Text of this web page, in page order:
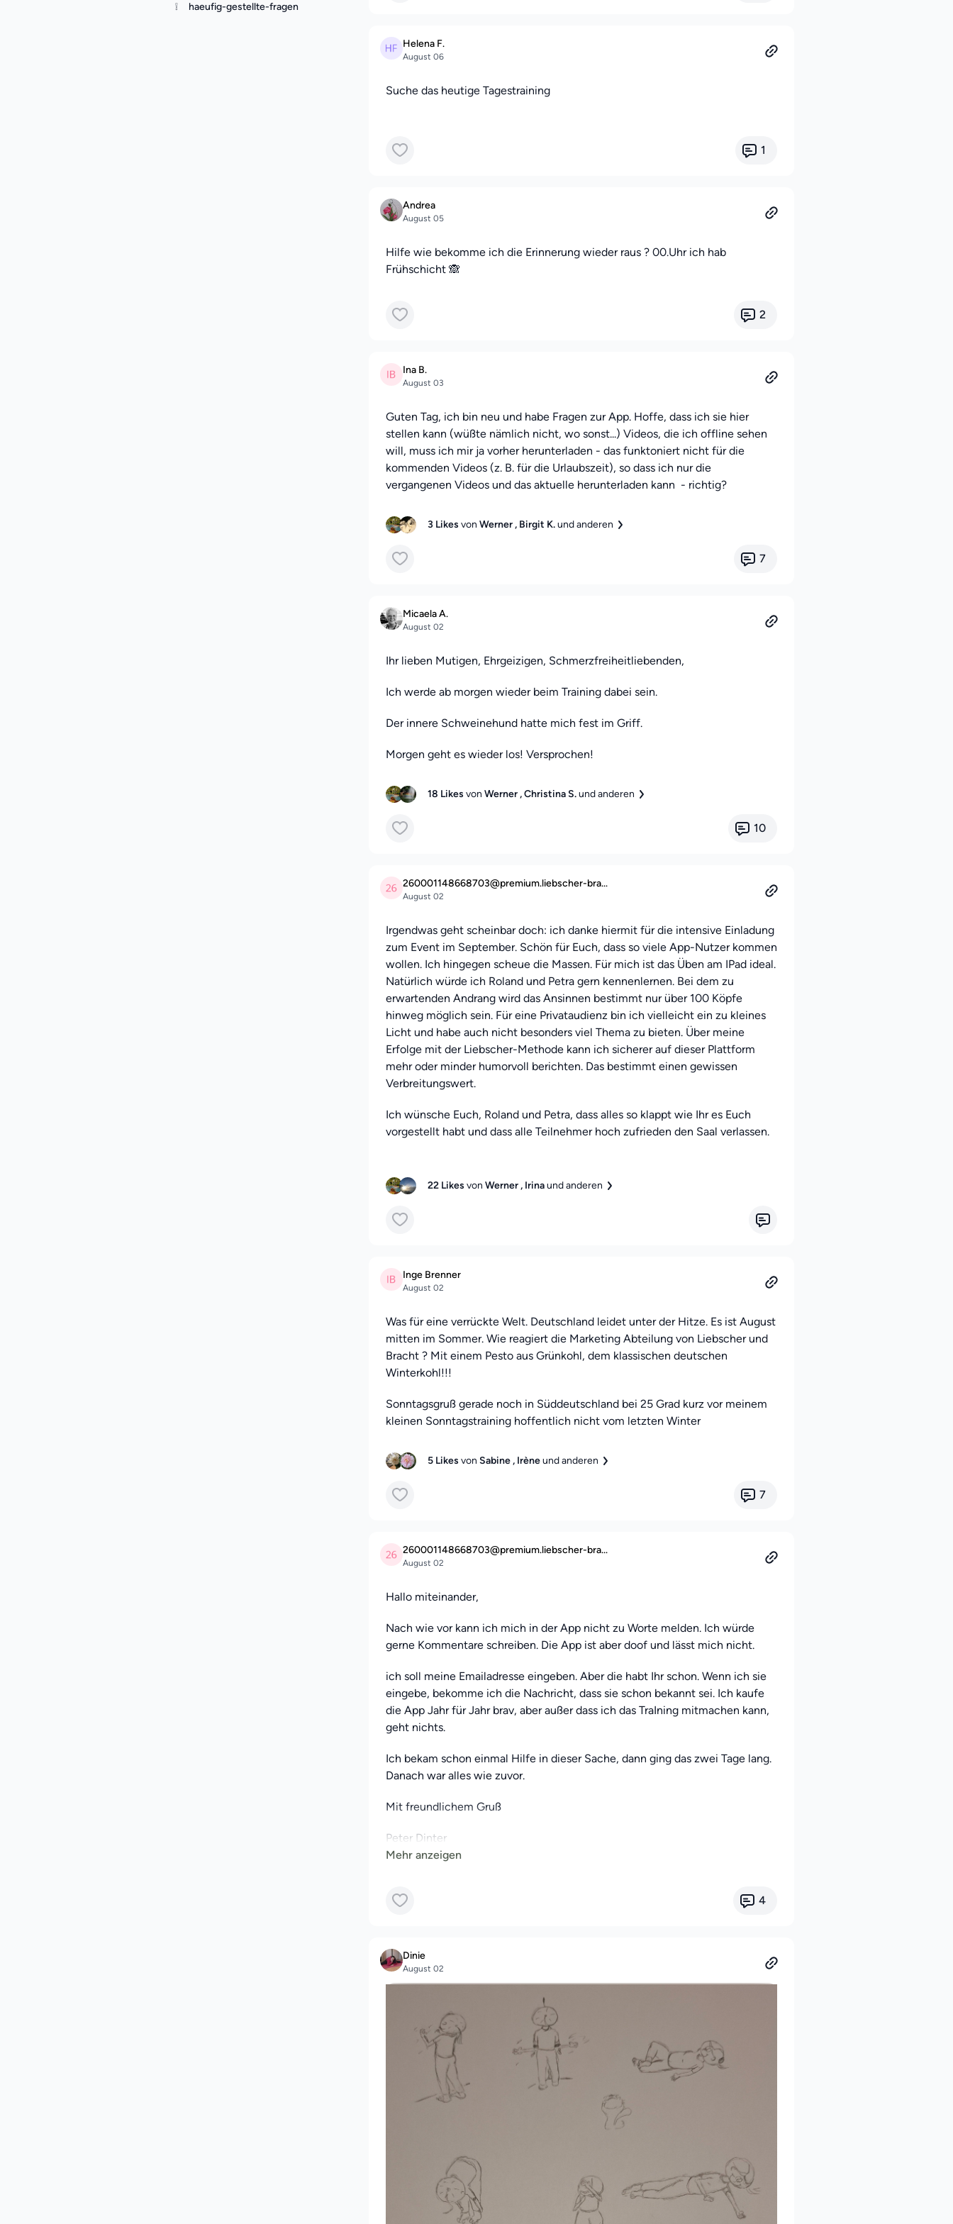
❕
haeufig-gestellte-fragen
Helena F.
August 06
Suche das heutige Tagestraining
1
Andrea
August 05
Hilfe wie bekomme ich die Erinnerung wieder raus ? 00.Uhr ich hab
Frühschicht 🙈
2
Ina B.
August 03
Guten Tag, ich bin neu und habe Fragen zur App. Hoffe, dass ich sie hier
stellen kann (wüßte nämlich nicht, wo sonst...) Videos, die ich offline sehen
will, muss ich mir ja vorher herunterladen - das funktoniert nicht für die
kommenden Videos (z. B. für die Urlaubszeit), so dass ich nur die
vergangenen Videos und das aktuelle herunterladen kann - richtig?
3 Likes von Werner , Birgit K.und anderen
7
Micaela A.
August 02
Ihr lieben Mutigen, Ehrgeizigen, Schmerzfreiheitliebenden,
Ich werde ab morgen wieder beim Training dabei sein.
Der innere Schweinehund hatte mich fest im Griff.
Morgen geht es wieder los! Versprochen!
18 Likes von Werner , Christina S.und anderen
10
260001148668703@premium.liebscher-bra...
August 02
Irgendwas geht scheinbar doch: ich danke hiermit für die intensive Einladung
zum Event im September. Schön für Euch, dass so viele App-Nutzer kommen
wollen. Ich hingegen scheue die Massen. Für mich ist das Üben am IPad ideal.
Natürlich würde ich Roland und Petra gern kennenlernen. Bei dem zu
erwartenden Andrang wird das Ansinnen bestimmt nur über 100 Köpfe
hinweg möglich sein. Für eine Privataudienz bin ich vielleicht ein zu kleines
Licht und habe auch nicht besonders viel Thema zu bieten. Über meine
Erfolge mit der Liebscher-Methode kann ich sicherer auf dieser Plattform
mehr oder minder humorvoll berichten. Das bestimmt einen gewissen
Verbreitungswert.
Ich wünsche Euch, Roland und Petra, dass alles so klappt wie Ihr es Euch
vorgestellt habt und dass alle Teilnehmer hoch zufrieden den Saal verlassen.
22 Likes von Werner , Irinaund anderen
Inge Brenner
August 02
Was für eine verrückte Welt. Deutschland leidet unter der Hitze. Es ist August
mitten im Sommer. Wie reagiert die Marketing Abteilung von Liebscher und
Bracht ? Mit einem Pesto aus Grünkohl, dem klassischen deutschen
Winterkohl!!!
Sonntagsgruß gerade noch in Süddeutschland bei 25 Grad kurz vor meinem
kleinen Sonntagstraining hoffentlich nicht vom letzten Winter
5 Likes von Sabine , Irèneund anderen
7
260001148668703@premium.liebscher-bra...
August 02
Hallo miteinander,
Nach wie vor kann ich mich in der App nicht zu Worte melden. Ich würde
gerne Kommentare schreiben. Die App ist aber doof und lässt mich nicht.
ich soll meine Emailadresse eingeben. Aber die habt Ihr schon. Wenn ich sie
eingebe, bekomme ich die Nachricht, dass sie schon bekannt sei. Ich kaufe
die App Jahr für Jahr brav, aber außer dass ich das TraIning mitmachen kann,
geht nichts.
Ich bekam schon einmal Hilfe in dieser Sache, dann ging das zwei Tage lang.
Danach war alles wie zuvor.
Mit freundlichem Gruß
Peter Dinter
4
Dinie
August 02